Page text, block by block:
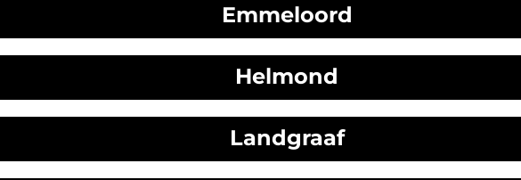
Emmeloord
Helmond
Landgraaf